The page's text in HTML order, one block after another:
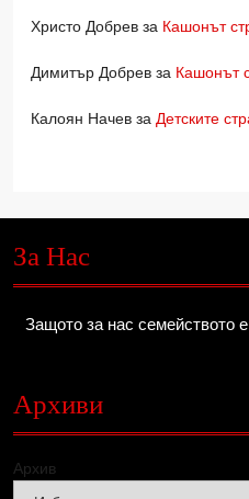
Христо Добрев за Кашонът
Димитър Добрев за Кашонът
Калоян Начев за Детските
За Нас
Защото за нас семейството
Архиви
Архив